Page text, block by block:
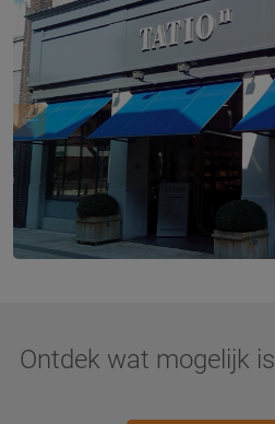
Ontdek wat mogelijk